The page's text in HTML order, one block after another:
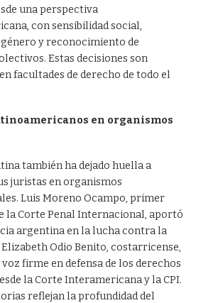
una perspectiva
con sensibilidad social,
género y reconocimiento de
Estas decisiones son
facultades de derecho de todo el
en organismos
también ha dejado huella a
juristas en organismos
Luis Moreno Ocampo, primer
la Corte Penal Internacional, aportó
argentina en la lucha contra la
Odio Benito, costarricense,
voz firme en defensa de los derechos
la Corte Interamericana y la CPI.
reflejan la profundidad del